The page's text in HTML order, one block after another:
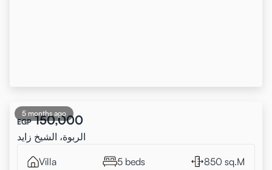
5 months ago
EGP 150,000
الربوة، الشيخ زايد
Villa 5 beds 850 sq.M